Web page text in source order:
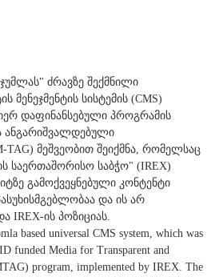
ძრავზე შექმნილი
მენეჯმენტის სისტემის (CMS)
დაფინანსებული პროგრამის
ანგარიშვალდებული
მეშვეობით შეიქმნა, რომელსაც
საერთაშორისო საბჭო" (IREX)
გამოქვეყნებული კონტენტი
და ის არ
IREX-ის პოზიციას.
based universal CMS system, which was
funded Media for Transparent and
program, implemented by IREX. The